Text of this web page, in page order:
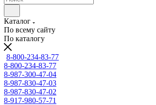
Каталог
По всему сайту
По каталогу
8-800-234-83-77
8-800-234-83-77
8-987-300-47-04
8-987-830-47-03
8-987-830-47-02
8-917-980-57-71